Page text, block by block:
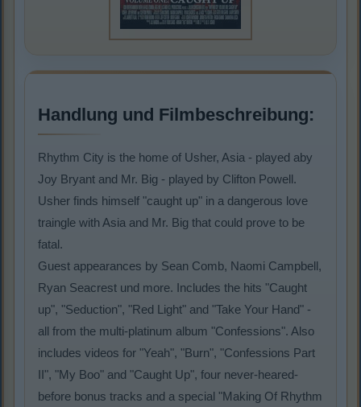
Handlung und Filmbeschreibung:
Rhythm City is the home of Usher, Asia - played aby
Joy Bryant and Mr. Big - played by Clifton Powell.
Usher finds himself "caught up" in a dangerous love
traingle with Asia and Mr. Big that could prove to be
fatal.
Guest appearances by Sean Comb, Naomi Campbell,
Ryan Seacrest und more. Includes the hits "Caught
up", "Seduction", "Red Light" and "Take Your Hand" -
all from the multi-platinum album "Confessions". Also
includes videos for "Yeah", "Burn", "Confessions Part
II", "My Boo" and "Caught Up", four never-heared-
before bonus tracks and a special "Making Of Rhythm